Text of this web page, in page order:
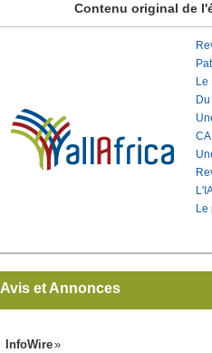
Contenu original de
Le
Le
Avis et Annonces
InfoWire